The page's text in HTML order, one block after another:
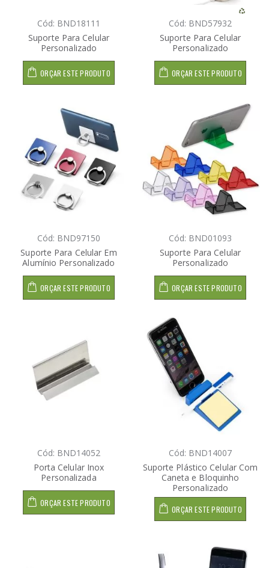
Cód: BND18111
Suporte Para Celular
Personalizado
ORÇAR ESTE PRODUTO
Cód: BND57932
Suporte Para Celular
Personalizado
ORÇAR ESTE PRODUTO
Cód: BND97150
Suporte Para Celular Em
Alumínio Personalizado
ORÇAR ESTE PRODUTO
Cód: BND01093
Suporte Para Celular
Personalizado
ORÇAR ESTE PRODUTO
Cód: BND14052
Porta Celular Inox
Personalizada
ORÇAR ESTE PRODUTO
Cód: BND14007
Suporte Plástico Celular Com
Caneta e Bloquinho
Personalizado
ORÇAR ESTE PRODUTO